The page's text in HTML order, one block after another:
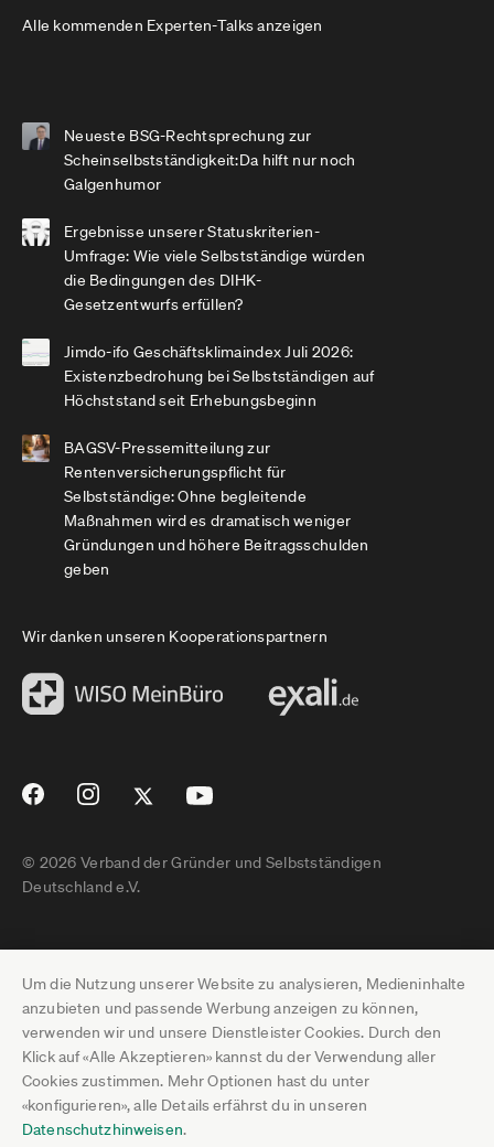
Um die Nutzung unserer Website zu analysieren, Medieninhalte
anzubieten und passende Werbung anzeigen zu können,
verwenden wir und unsere Dienstleister Cookies. Durch den
Klick auf «Alle Akzeptieren» kannst du der Verwendung aller
Cookies zustimmen. Mehr Optionen hast du unter
«konfigurieren», alle Details erfährst du in unseren
Datenschutzhinweisen.
Alle kommenden Experten-Talks anzeigen
Neueste BSG-Rechtsprechung zur
Scheinselbstständigkeit:Da hilft nur noch
Galgenhumor
Ergebnisse unserer Statuskriterien-
Umfrage: Wie viele Selbstständige würden
die Bedingungen des DIHK-
Gesetzentwurfs erfüllen?
Jimdo-ifo Geschäftsklimaindex Juli 2026:
Existenzbedrohung bei Selbstständigen auf
Höchststand seit Erhebungsbeginn
BAGSV-Pressemitteilung zur
Rentenversicherungspflicht für
Selbstständige: Ohne begleitende
Maßnahmen wird es dramatisch weniger
Gründungen und höhere Beitragsschulden
geben
Wir danken unseren Kooperationspartnern
© 2026 Verband der Gründer und Selbstständigen
Deutschland e.V.
Impressum
Datenschutz
Pressebereich
Jobs